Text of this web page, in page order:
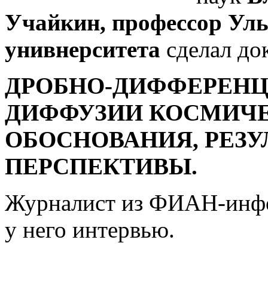
Учайкин, профессор
унивнерситета сделал
ДРОБНО-
ДИФФУЗИИ
ОБОСНОВАНИЯ,
ПЕРСПЕКТИВЫ.
Журналист из ФИАН-
у него интервью.